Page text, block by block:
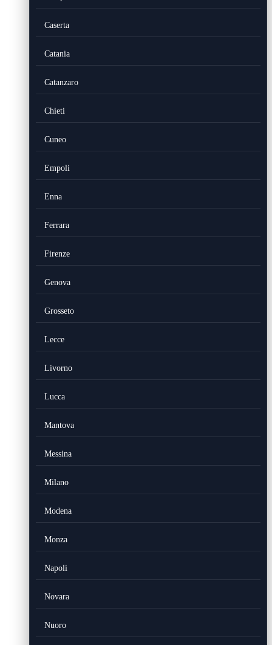
Caserta
Catania
Catanzaro
Chieti
Cuneo
Empoli
Enna
Ferrara
Firenze
Genova
Grosseto
Lecce
Livorno
Lucca
Mantova
Messina
Milano
Modena
Monza
Napoli
Novara
Nuoro